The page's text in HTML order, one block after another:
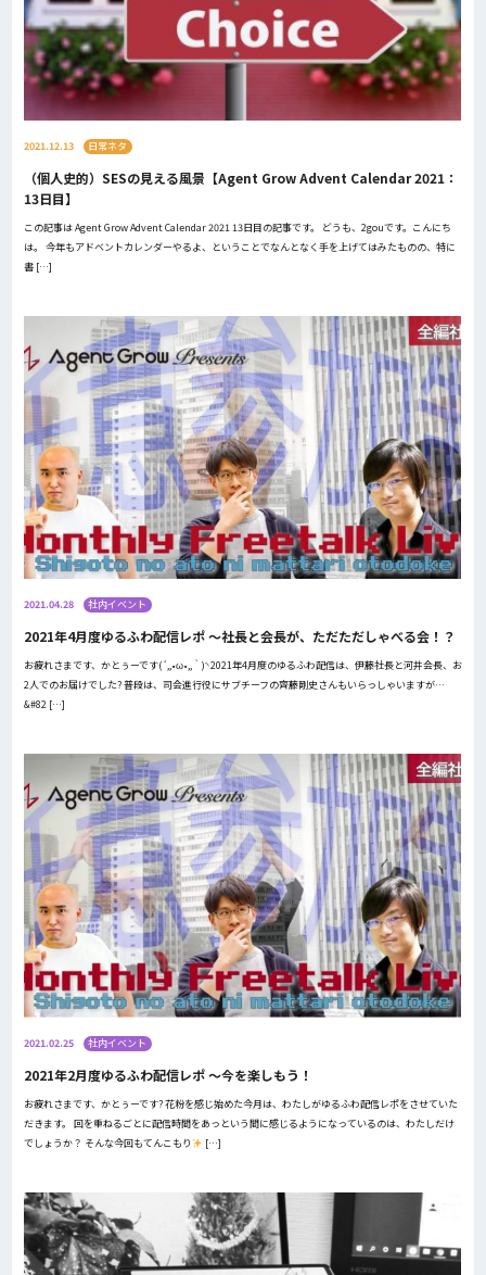
2021.12.13 日常ネタ
（個人史的）SESの見える風景【Agent Grow Advent Calendar 2021：
13日目】
この記事は Agent Grow Advent Calendar 2021 13日目の記事です。 どうも、2gouです。こんにち
は。 今年もアドベントカレンダーやるよ、ということでなんとなく手を上げてはみたものの、特に
書 […]
2021.04.28 社内イベント
2021年4月度ゆるふわ配信レポ ～社長と会長が、ただただしゃべる会！？
お疲れさまです、かとぅーです(´,,•ω•,,｀)◝ 2021年4月度のゆるふわ配信は、伊藤社長と河井会長、お
2人でのお届けでした? 普段は、司会進行役にサブチーフの齊藤剛史さんもいらっしゃいますが…
&#82 […]
2021.02.25 社内イベント
2021年2月度ゆるふわ配信レポ 〜今を楽しもう！
お疲れさまです、かとぅーです? 花粉を感じ始めた今月は、わたしがゆるふわ配信レポをさせていた
だきます。 回を重ねるごとに配信時間をあっという間に感じるようになっているのは、わたしだけ
でしょうか？ そんな今回もてんこもり
[…]